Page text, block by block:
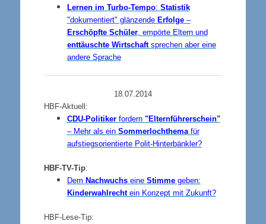
Lernen im Turbo-Tempo: Statistik
"dokumentiert" glänzende Erfolge–
Erschöpfte Schüler, empörte Eltern und
enttäuschte Wirtschaftsprechen aber eine
andere Sprache
18.07.2014
HBF-Aktuell:
CDU-Politikerfordern "Elternführerschein"
– Mehr als ein Sommerlochthemafür
aufstiegsorientierte Polit-Hinterbänkler?
HBF-TV-Tip:
Dem Nachwuchseine Stimmegeben:
Kinderwahlrechtein Konzept mit Zukunft?
HBF-Lese-Tip: